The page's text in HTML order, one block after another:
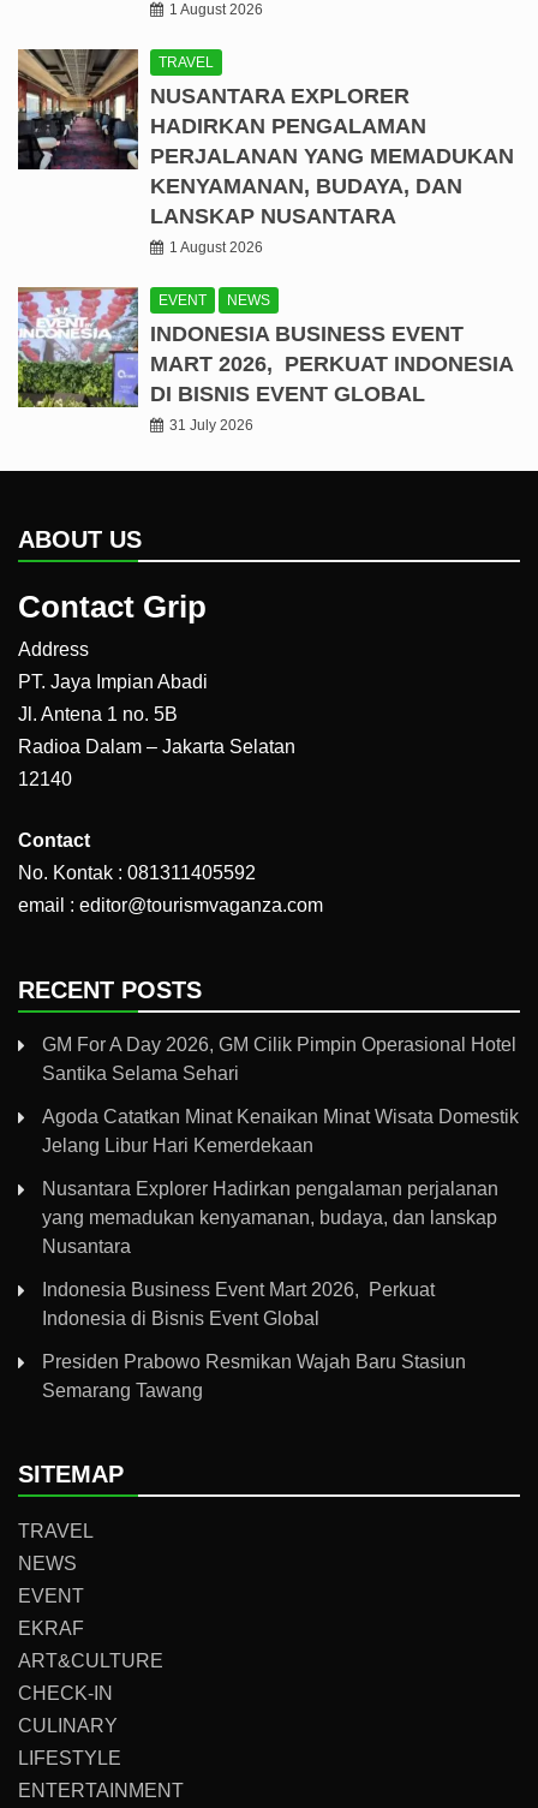
1 August 2026
TRAVEL
NUSANTARA EXPLORER
HADIRKAN PENGALAMAN
PERJALANAN YANG MEMADUKAN
KENYAMANAN, BUDAYA, DAN
LANSKAP NUSANTARA
1 August 2026
EVENT NEWS
INDONESIA BUSINESS EVENT
MART 2026, PERKUAT INDONESIA
DI BISNIS EVENT GLOBAL
31 July 2026
ABOUT US
Contact Grip
Address
PT. Jaya Impian Abadi
Jl. Antena 1 no. 5B
Radioa Dalam – Jakarta Selatan
12140
Contact
No. Kontak : 081311405592
email : editor@tourismvaganza.com
RECENT POSTS
GM For A Day 2026, GM Cilik Pimpin Operasional Hotel
Santika Selama Sehari
Agoda Catatkan Minat Kenaikan Minat Wisata Domestik
Jelang Libur Hari Kemerdekaan
Nusantara Explorer Hadirkan pengalaman perjalanan
yang memadukan kenyamanan, budaya, dan lanskap
Nusantara
Indonesia Business Event Mart 2026, Perkuat
Indonesia di Bisnis Event Global
Presiden Prabowo Resmikan Wajah Baru Stasiun
Semarang Tawang
SITEMAP
TRAVEL
NEWS
EVENT
EKRAF
ART&CULTURE
CHECK-IN
CULINARY
LIFESTYLE
ENTERTAINMENT